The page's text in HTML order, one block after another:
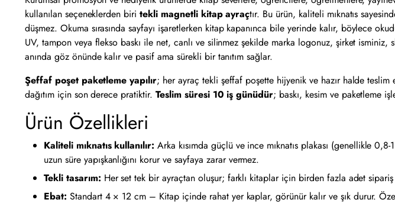
kullanılan seçeneklerden biritekli magnetli kitap ayraçtır. Bu ürün, kaliteli mıknatıs
düşmez. Okuma sırasında sayfayı işaretlerken kitap kapanınca bile yerinde kalır, böylece
UV, tampon veya flekso baskı ile net, canlı ve silinmez şekilde marka logonuz, şirket
anında göz önünde kalır ve pasif ama sürekli bir tanıtım sağlar.
Şeffaf poşet paketleme yapılır; her ayraç tekli şeffaf poşette hijyenik ve hazır halde
dağıtım için son derece pratiktir. Teslim süresi 10 iş günüdür; baskı, kesim ve paketleme
Ürün Özellikleri
Kaliteli mıknatıs kullanılır: Arka kısımda güçlü ve ince mıknatıs plakası (genellikle
uzun süre yapışkanlığını korur ve sayfaya zarar vermez.
Tekli tasarım: Her set tek bir ayraçtan oluşur; farklı kitaplar için birden fazla adet
Ebat: Standart 4 × 12 cm – Kitap içinde rahat yer kaplar, görünür kalır ve şık durur.